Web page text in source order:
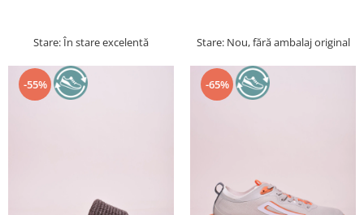
Stare: În stare excelentă Stare: Nou, fără ambalaj original
-55% -65%